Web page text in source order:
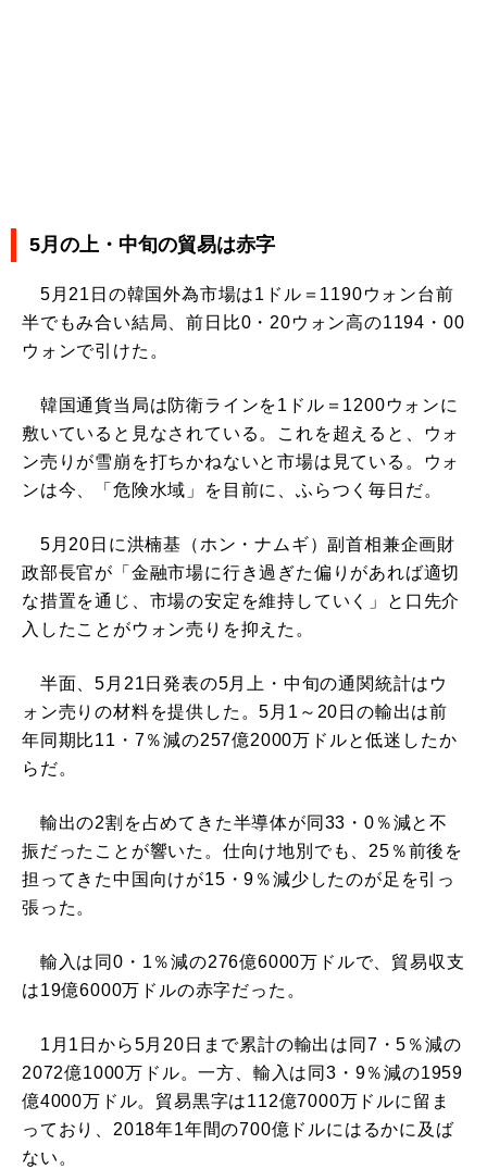
5月の上・中旬の貿易は赤字
5月21日の韓国外為市場は1ドル＝1190ウォン台前
半でもみ合い結局、前日比0・20ウォン高の1194・00
ウォンで引けた。
韓国通貨当局は防衛ラインを1ドル＝1200ウォンに
敷いていると見なされている。これを超えると、ウォ
ン売りが雪崩を打ちかねないと市場は見ている。ウォ
ンは今、「危険水域」を目前に、ふらつく毎日だ。
5月20日に洪楠基（ホン・ナムギ）副首相兼企画財
政部長官が「金融市場に行き過ぎた偏りがあれば適切
な措置を通じ、市場の安定を維持していく」と口先介
入したことがウォン売りを抑えた。
半面、5月21日発表の5月上・中旬の通関統計はウ
ォン売りの材料を提供した。5月1～20日の輸出は前
年同期比11・7％減の257億2000万ドルと低迷したか
らだ。
輸出の2割を占めてきた半導体が同33・0％減と不
振だったことが響いた。仕向け地別でも、25％前後を
担ってきた中国向けが15・9％減少したのが足を引っ
張った。
輸入は同0・1％減の276億6000万ドルで、貿易収支
は19億6000万ドルの赤字だった。
1月1日から5月20日まで累計の輸出は同7・5％減の
2072億1000万ドル。一方、輸入は同3・9％減の1959
億4000万ドル。貿易黒字は112億7000万ドルに留ま
っており、2018年1年間の700億ドルにはるかに及ば
ない。